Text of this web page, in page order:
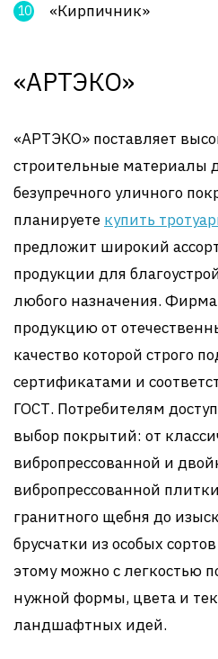
«Кирпичник»
«АРТЭКО»
«АРТЭКО» поставляет
строительные материалы
безупречного уличного
планируете купить
предложит широкий
продукции для
любого назначения.
продукцию от
качество которой строго
сертификатами и
ГОСТ. Потребителям
выбор покрытий: от
вибропрессованной и
вибропрессованной
гранитного щебня до
брусчатки из особых
этому можно с легкостью
нужной формы, цвета и
ландшафтных идей.